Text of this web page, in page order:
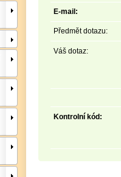
E-mail:
Předmět dotazu:
Váš dotaz:
Kontrolní kód: